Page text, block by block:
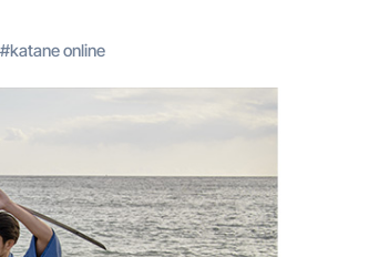
#katane online